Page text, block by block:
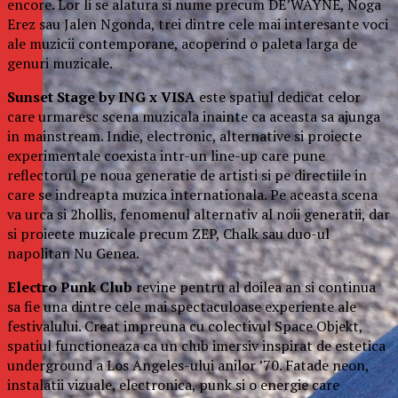
encore. Lor li se alatura si nume precum DE’WAYNE, Noga
Erez sau Jalen Ngonda, trei dintre cele mai interesante voci
ale muzicii contemporane, acoperind o paleta larga de
genuri muzicale.
Sunset Stage by ING x VISAeste spatiul dedicat celor
care urmaresc scena muzicala inainte ca aceasta sa ajunga
in mainstream. Indie, electronic, alternative si proiecte
experimentale coexista intr-un line-up care pune
reflectorul pe noua generatie de artisti si pe directiile in
care se indreapta muzica internationala. Pe aceasta scena
va urca si 2hollis, fenomenul alternativ al noii generatii, dar
si proiecte muzicale precum ZEP, Chalk sau duo-ul
napolitan Nu Genea.
Electro Punk Clubrevine pentru al doilea an si continua
sa fie una dintre cele mai spectaculoase experiente ale
festivalului. Creat impreuna cu colectivul Space Objekt,
spatiul functioneaza ca un club imersiv inspirat de estetica
underground a Los Angeles-ului anilor ’70. Fatade neon,
instalatii vizuale, electronica, punk si o energie care